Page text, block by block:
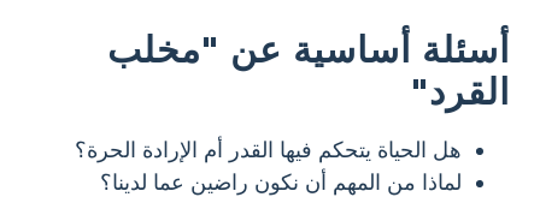
أسئلة أساسية عن "مخلب
القرد"
هل الحياة يتحكم فيها القدر أم الإرادة الحرة؟
لماذا من المهم أن نكون راضين عما لدينا؟